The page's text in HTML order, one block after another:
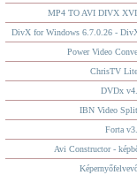
MP4 TO AVI DIVX
DivX for Windows 6.7.0.26 -
Power Video
ChrisTV
DVDx
IBN Video
Forta
Avi Constructor -